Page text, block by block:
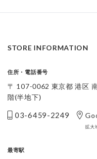
STORE INFORMATION
住所・電話番号
〒 107-0062 東京都 港区
階(半地下)
03-6459-2249
拡大
最寄駅